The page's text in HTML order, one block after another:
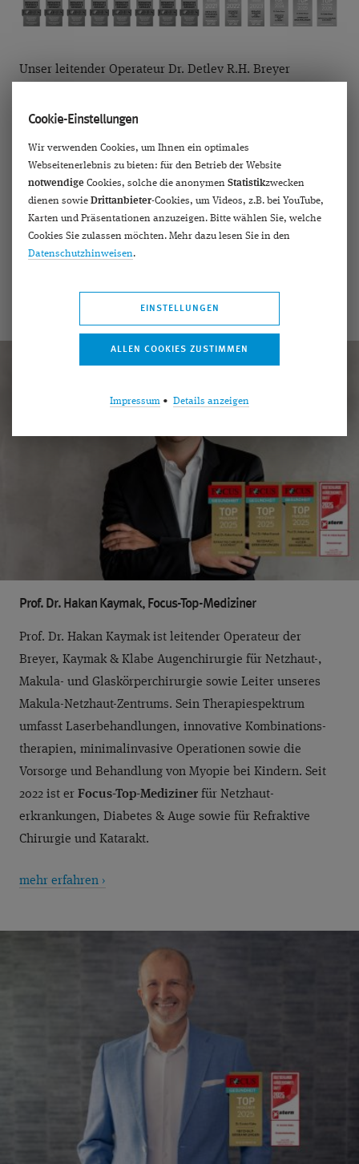
Unser leitender Operateur Dr. Detlev R.H. Breyer
Refraktive Chirurgie und Katarakt und seit 2025 auch für
die Stern Ärzteliste aufgenommen. Er hat über 60.000
Operationen selbstständig durchgeführt. Weltweit war Dr.
Breyer einer der ersten 10 Anwender des SMILE
Augenlaserns, seit 2022 gehört er zu den Pionieren von
SMILE pro.
mehr erfahren ›
Prof. Dr. Hakan Kaymak, Focus-Top-Mediziner
Prof. Dr. Hakan Kaymak ist leitender Operateur der
Breyer, Kaymak & Klabe Augenchirurgie für Netzhaut-,
Makula- und Glaskörperchirurgie sowie Leiter unseres
Makula-Netzhaut-Zentrums. Sein Therapiespektrum
umfasst Laser­behand­lungen, innovative Kombinations­
therapien, minimalinvasive Operationen sowie die
Vorsorge und Behandlung von Myopie bei Kindern. Seit
2022 ist er Focus-Top-Mediziner für Netzhaut­
erkrankungen, Diabetes & Auge sowie für Refraktive
Chirurgie und Katarakt.
mehr erfahren ›
Cookie-Einstellungen
Wir verwenden Cookies, um Ihnen ein optimales
Webseitenerlebnis zu bieten: für den Betrieb der Website
notwendige Cookies, solche die anonymen Statistikzwecken
dienen sowie Drittanbieter-Cookies, um Videos, z.B. bei YouTube,
Karten und Präsentationen anzuzeigen. Bitte wählen Sie, welche
Cookies Sie zulassen möchten. Mehr dazu lesen Sie in den
Datenschutzhinweisen.
EINSTELLUNGEN
Impressum • Details anzeigen